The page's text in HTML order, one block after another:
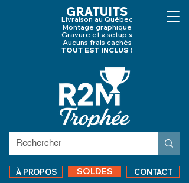
GRATUITS
Livraison au Québec
Montage graphique
Gravure et « setup »
Aucuns frais cachés
TOUT EST INCLUS !
À PROPOS SOLDES CONTACT